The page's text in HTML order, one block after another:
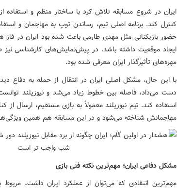
ایران در شروع مسابقه تلاش کرد با ساختار منظم و استفاده از
کنترل کند. برنامه اصلی تیم، رساندن توپ به مهاجمان و
حضور بازیکنانی مثل مهدی طارمی باعث شده بود ایران در
ایجاد موقعیت داشته باشد. در پیش‌نمایش‌های کارشناسی نیز
مهره‌های تأثیرگذار ایران معرفی شده بود.
با این حال، مشکل اصلی ایران در انتقال از حمله به دفاع
دست می‌داد، فاصله بین خطوط زیاد می‌شد و نیوزیلند
استفاده کند. تیم نیوزیلند معمولاً به بازی مستقیم، ارسال از
مهاجمانش شناخته می‌شود و در این مسابقه هم همین
مشکل دفاعی ایران؛ مهم‌ترین نکته فنی بازی
مهم‌ترین انتقادی که می‌توان از عملکرد ایران داشت، مربوط